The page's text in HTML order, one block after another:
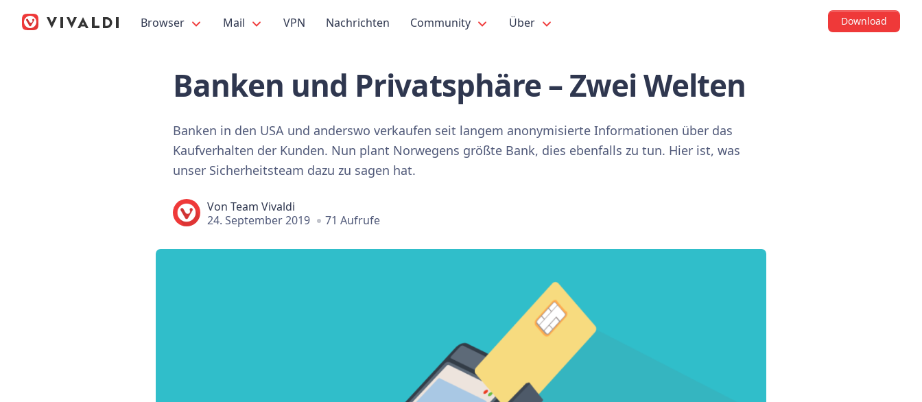
Browser Mail VPN Nachrichten Community Über Download
Banken und Privatsphäre – Zwei Welten
Banken in den USA und anderswo verkaufen seit langem anonymisierte Informationen über das
Kaufverhalten der Kunden. Nun plant Norwegens größte Bank, dies ebenfalls zu tun. Hier ist, was
unser Sicherheitsteam dazu zu sagen hat.
Von Team Vivaldi
24. September 2019
71 Aufrufe